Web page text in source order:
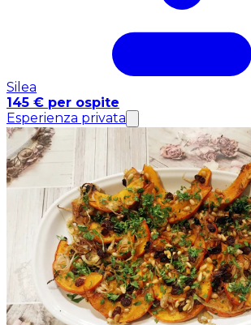
Silea
145 € per ospite
Esperienza privata